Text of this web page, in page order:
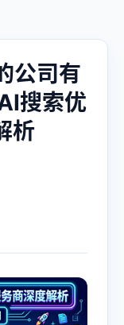
公司有
搜索优
析